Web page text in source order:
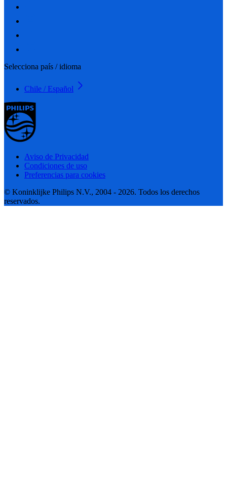
Selecciona país / idioma
Chile / Español
Aviso de Privacidad
Condiciones de uso
Preferencias para cookies
© Koninklijke Philips N.V., 2004 - 2026. Todos los derechos
reservados.